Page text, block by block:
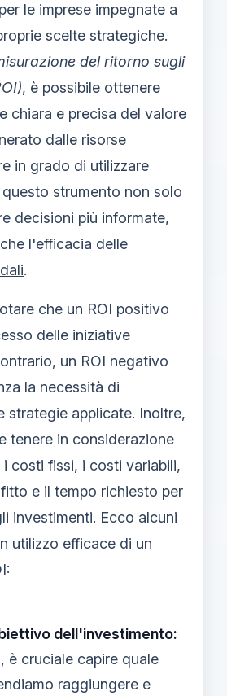
le imprese impegnate a
scelte strategiche.
del ritorno sugli
, è possibile ottenere
chiara e precisa del valore
dalle risorse
in grado di utilizzare
strumento non solo
decisioni più informate,
l'efficacia delle
.
che un ROI positivo
delle iniziative
un ROI negativo
la necessità di
strategie applicate. Inoltre,
tenere in considerazione
costi fissi, i costi variabili,
e il tempo richiesto per
investimenti. Ecco alcuni
utilizzo efficace di un
dell'investimento:
è cruciale capire quale
raggiungere e